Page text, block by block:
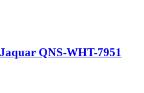
QNS-WHT-7951